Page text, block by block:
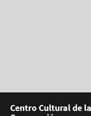
Centro Cultural de la